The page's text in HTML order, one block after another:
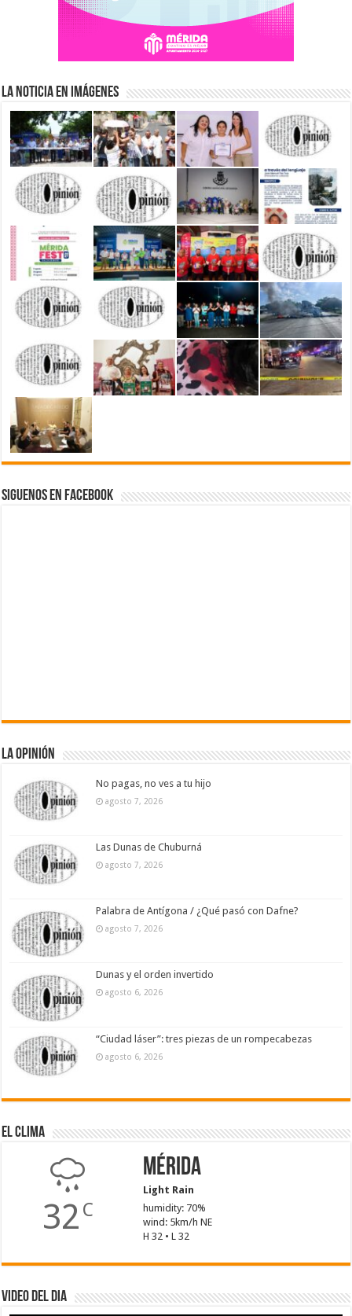
La Noticia en Imágenes
Siguenos en Facebook
La Opinión
No pagas, no ves a tu hijo
agosto 7, 2026
Las Dunas de Chuburná
agosto 7, 2026
Palabra de Antígona / ¿Qué pasó con Dafne?
agosto 7, 2026
Dunas y el orden invertido
agosto 6, 2026
“Ciudad láser”: tres piezas de un rompecabezas
agosto 6, 2026
El Clima
32 C
Mérida
Light Rain
humidity: 70%
wind: 5km/h NE
H 32 • L 32
Video del dia